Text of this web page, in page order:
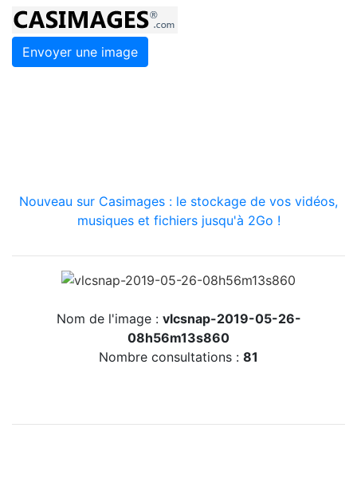
Envoyer une image
Nouveau sur Casimages : le stockage de vos vidéos,
musiques et fichiers jusqu'à 2Go !
Nom de l'image : vlcsnap-2019-05-26-
08h56m13s860
Nombre consultations : 81